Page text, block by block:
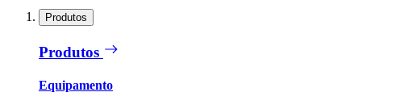
Produtos
Produtos
Equipamento